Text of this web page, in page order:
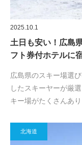
2025.10.1
土日も安い！広島
フト券付ホテルに宿
広島県のスキー場選
したスキーヤーが厳
キー場がたくさんあ
北海道